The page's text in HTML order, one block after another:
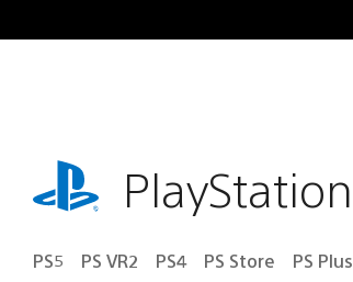
au
playstation.comPlayStation
PS5 PS VR2 PS4 PS Store PS Plus